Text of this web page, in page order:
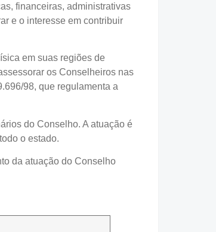
financeiras, administrativas
e o interesse em contribuir
em suas regiões de
os Conselheiros nas
98, que regulamenta a
do Conselho. A atuação é
o estado.
da atuação do Conselho